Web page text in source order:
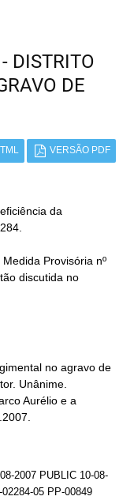
DISTRITO
DE
VERSÃO PDF
da
no agravo de
Unânime.
Aurélio e a
2007 PUBLIC 10-08-
05 PP-00849